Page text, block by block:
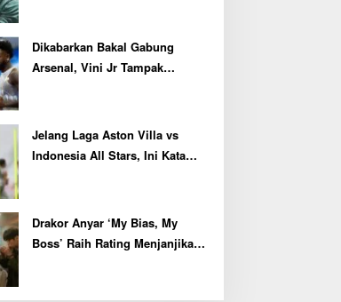
Dikabarkan Bakal Gabung
Arsenal, Vini Jr Tampak
Jelang Laga Aston Villa vs
Indonesia All Stars, Ini Kata
Drakor Anyar ‘My Bias, My
Boss’ Raih Rating Menjanjikan